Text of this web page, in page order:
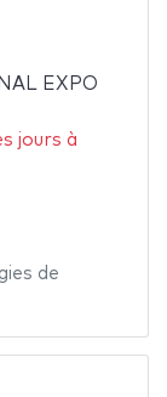
EXPO
jours à
de